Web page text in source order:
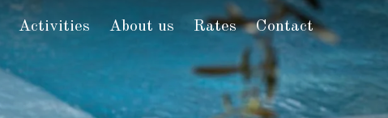
Activities About us Rates Contact